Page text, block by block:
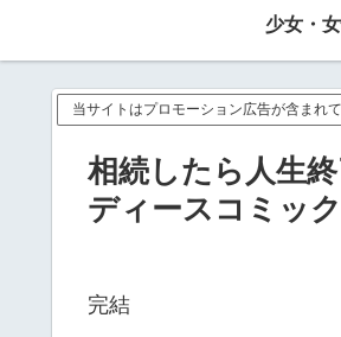
少女・
当サイトはプロモーション広告が含まれて
相続したら人生
ディースコミック
完結